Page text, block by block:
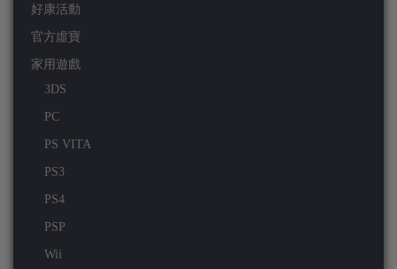
好康活動
官方虛寶
家用遊戲
3DS
PC
PS VITA
PS3
PS4
PSP
Wii